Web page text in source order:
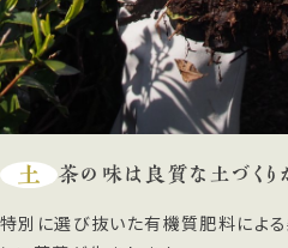
土 茶の味は良質な土づくり
特別に選び抜いた有機質肥料によ